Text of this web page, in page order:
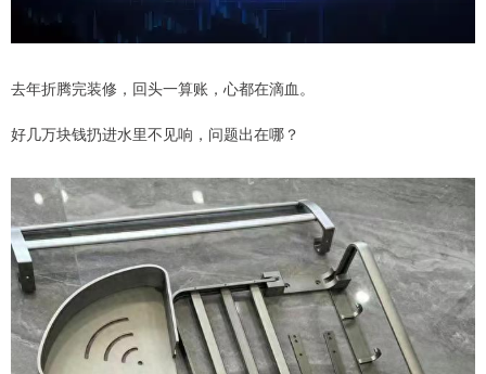
去年折腾完装修，回头一算账，心都在滴血。
好几万块钱扔进水里不见响，问题出在哪？